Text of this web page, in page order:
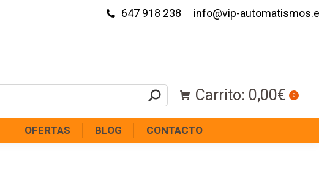
647 918 238 info@vip-
Carrito: 0,00€ 0
OFERTAS BLOG CONTACTO